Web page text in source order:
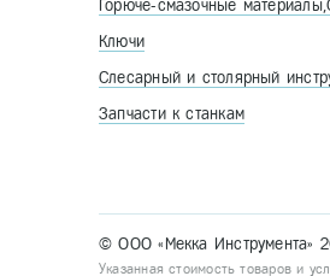
Горюче-смазочные
Ключи
Слесарный и столярный
Запчасти к станкам
© ООО «Мекка Инструмента»
Указанная стоимость товаров и